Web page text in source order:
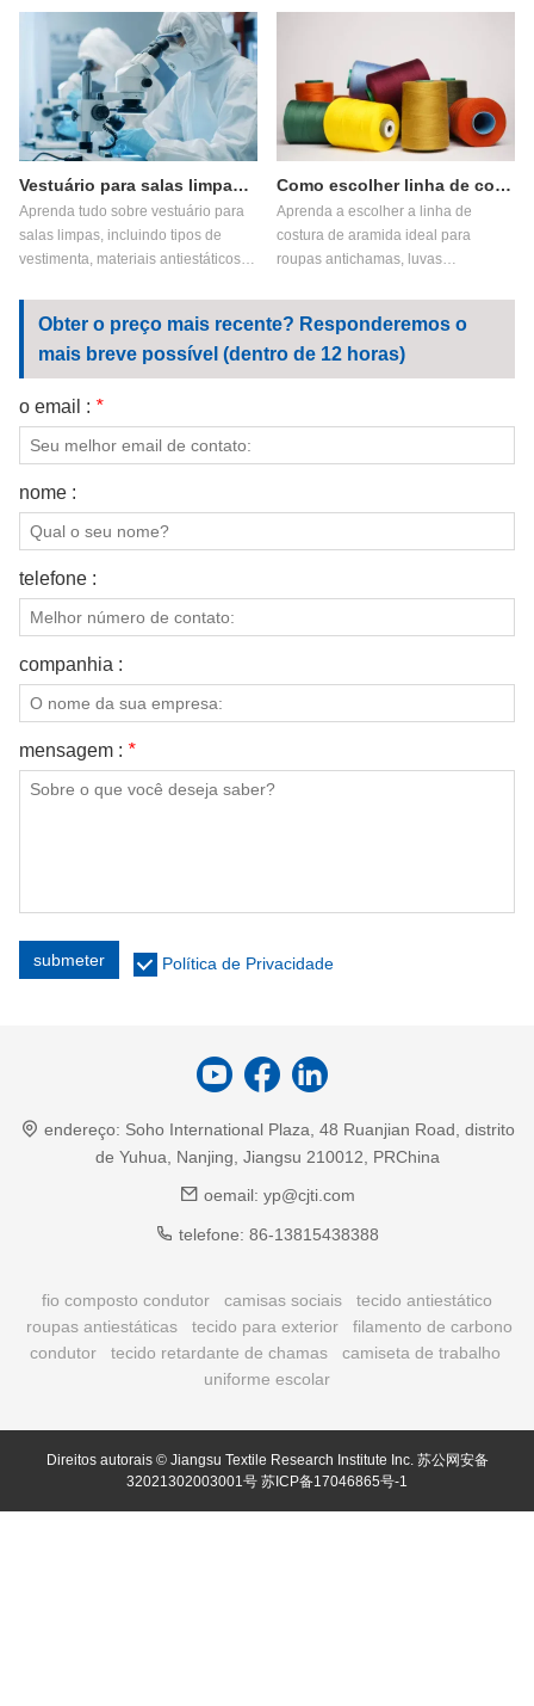
alimentos, e saiba como isso
melhora a segurança e a qualidade.
tecidos antiestáticos, tecidos
resistentes a cortes e tecnologias
têxteis sustentáveis.
Vestuário para salas limpas: o guia definitivo para ambientes controlados
Aprenda tudo sobre vestuário para
salas limpas, incluindo tipos de
vestimenta, materiais antiestáticos,
adequado para ambientes
controlados.
Como escolher linha de costura de aramida?
Aprenda a escolher a linha de
costura de aramida ideal para
roupas antichamas, luvas
Compare linhas de costura de meta-
aramida e para-aramida, principais
fatores de desempenho e opções de
Obter o preço mais recente? Responderemos o
mais breve possível (dentro de 12 horas)
o email : *
nome :
telefone :
companhia :
mensagem : *
submeter Política de Privacidade
endereço: Soho International Plaza, 48 Ruanjian Road, distrito
de Yuhua, Nanjing, Jiangsu 210012, PRChina
oemail: yp@cjti.com
telefone: 86-13815438388
fio composto condutor camisas sociais
tecido antiestático
roupas antiestáticas
tecido para exterior
filamento de carbono
condutor
tecido retardante de chamas
camiseta de trabalho
uniforme escolar
Direitos autorais © Jiangsu Textile Research Institute Inc. 苏公网安备
32021302003001号 苏ICP备17046865号-1